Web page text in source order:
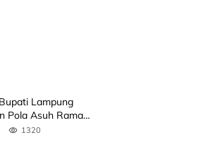
Lampung
Pola Asuh Ramah
Kak Seto, Ini
1320